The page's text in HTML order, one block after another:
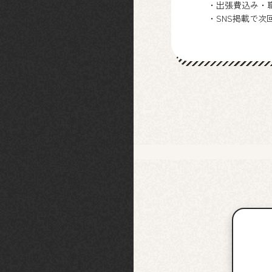
・出張費込み
・SNS掲載で